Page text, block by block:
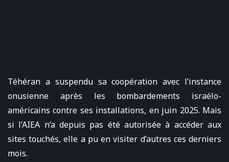
Téhéran a suspendu sa coopération avec l’instance
onusienne après les bombardements israélo-
américains contre ses installations, en juin 2025. Mais
si l’AIEA n’a depuis pas été autorisée à accéder aux
sites touchés, elle a pu en visiter d’autres ces derniers
mois.